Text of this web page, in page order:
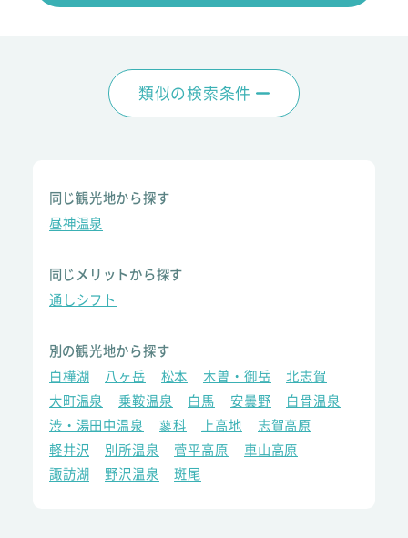
類似の検索条件
同じ観光地から探す
昼神温泉
同じメリットから探す
通しシフト
別の観光地から探す
白樺湖
八ヶ岳 松本 木曽・御岳
北志賀
大町温泉
乗鞍温泉 白馬 安曇野
白骨温泉
渋・湯田中温泉
蓼科 上高地
志賀高原
軽井沢
別所温泉 菅平高原
車山高原
諏訪湖
野沢温泉 斑尾